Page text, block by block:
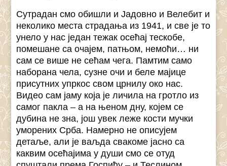
Сутрадан смо обишли и Јадовно и Велебит и
неколико места страдања из 1941, и све је то
унело у нас један тежак осећај тескобе,
помешане са очајем, патњом, немоћи… ни
сам се више не сећам чега. Памтим само
наборана чела, сузне очи и беле мајице
присутних упркос свом црнилу око нас.
Видео сам јаму која је личила на гротло из
самог пакла – а на њеном дну, којем се
дубина не зна, још увек леже кости мучки
уморених Срба. Намерно не описујем
детаље, али је ваљда свакоме јасно са
каквим осећајима у души смо се отуд